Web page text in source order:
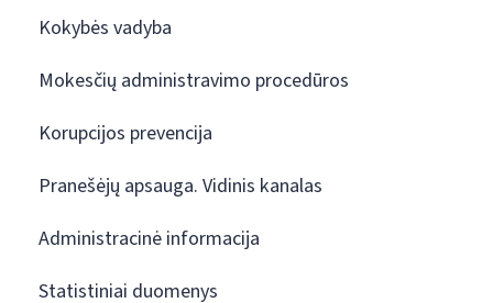
Kokybės vadyba
Mokesčių administravimo procedūros
Korupcijos prevencija
Pranešėjų apsauga. Vidinis kanalas
Administracinė informacija
Statistiniai duomenys